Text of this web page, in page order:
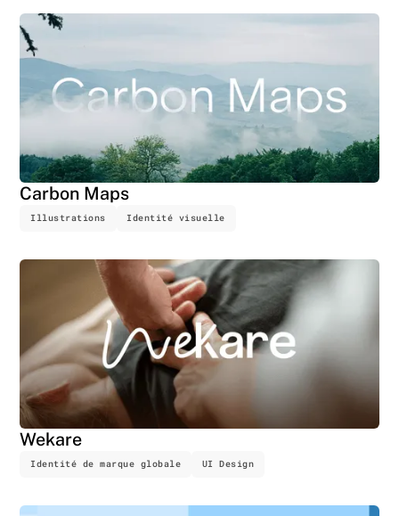
Carbon Maps
Illustrations Identité visuelle
Wekare
Identité de marque globale UI Design